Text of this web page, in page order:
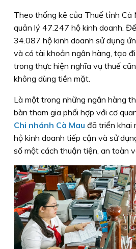
Theo thống kê của Thuế tỉnh Cà
quản lý 47.247 hộ kinh doanh.
34.087 hộ kinh doanh sử dụng
và có tài khoản ngân hàng, tạo
trong thực hiện nghĩa vụ thuế
không dùng tiền mặt.
Là một trong những ngân hàng
bàn tham gia phối hợp với cơ
Chi nhánh Cà Mau đã triển khai
hộ kinh doanh tiếp cận và sử
số một cách thuận tiện, an toàn